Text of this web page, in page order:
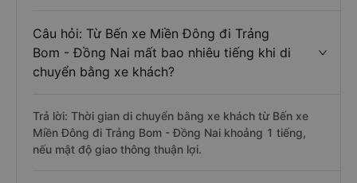
Câu hỏi: Từ Bến xe Miền Đông đi Trảng
Bom - Đồng Nai mất bao nhiêu tiếng khi di
chuyển bằng xe khách?
Trả lời: Thời gian di chuyển bằng xe khách từ Bến xe
Miền Đông đi Trảng Bom - Đồng Nai khoảng 1 tiếng,
nếu mật độ giao thông thuận lợi.